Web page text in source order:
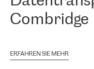
Combridge
ERFAHREN SIE MEHR